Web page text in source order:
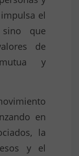
el
sino que
de
y
en
la
y el